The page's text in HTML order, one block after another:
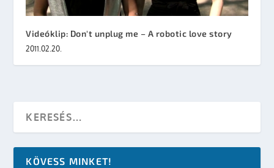
Videóklip: Don't unplug me – A robotic love story
2011.02.20.
KÖVESS MINKET!